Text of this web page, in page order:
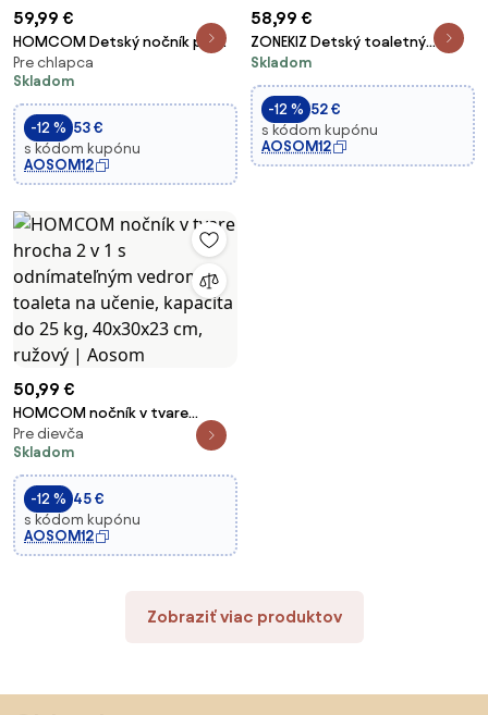
59,99 €
HOMCOM Detský nočník pre
deti od 6 do 36 mesiacov,
prenosný v tvare auta s
pokrývkou a volantom, ľahko sa
čistí 40x27,5x29,1 cm Červený |
Aosom
Pre chlapca
Skladom
-12 % 53 €
s kódom kupónu
AOSOM12
58,99 €
ZONEKIZ Detský toaletný
nočník pre deti od 6 do 36
mesiacov, prenosný nočník v
tvare mimozemšťana s
poklopom a protišmykovou
konštrukciou, nosnosť 40
Skladom
-12 % 52 €
s kódom kupónu
AOSOM12
50,99 €
HOMCOM nočník v tvare
hrocha 2 v 1 s odnímateľným
vedrom, toaleta na učenie,
kapacita do 25 kg, 40x30x23
cm, ružový | Aosom
Pre dievča
Skladom
-12 % 45 €
s kódom kupónu
AOSOM12
Zobraziť viac produktov